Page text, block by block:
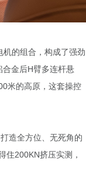
的组合，构成了强劲
金后H臂多连杆悬
米的高原，这套操控
造全方位、无死角的
住200KN挤压实测，